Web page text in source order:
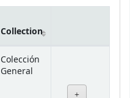
Collection
Colección
General